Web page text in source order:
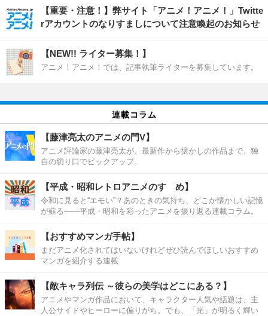
【重要・注意！】弊サイト「アニメ！アニメ！」Twitte
rアカウントのなりすましについて注意喚起のお知らせ
【NEW!! ライター募集！】
アニメ！アニメ！では、記事執筆ライターを募集しています。
連載コラム
【藤津亮太のアニメの門V】
アニメ評論家の藤津亮太が、最新作から懐かしの作品まで、独
自の切り口でピックアップ。
【平成・昭和レトロアニメのすゝめ】
令和に見ると“エモい”？あのときの気持ち、どこか懐かしい記憶
が蘇る――平成・昭和を彩ったアニメを振り返る連載コラム。
【おすすめマンガ手帖】
まだアニメ化されてはいないけれどぜひ読んでほしいおすすめ
マンガを紹介する連載
【敵キャラ列伝 ～彼らの美学はどこにある？】
アニメやマンガ作品において、キャラクター人気や話題は、主
人公サイドやヒーローに偏りがち。でも、「光」が明るく輝い